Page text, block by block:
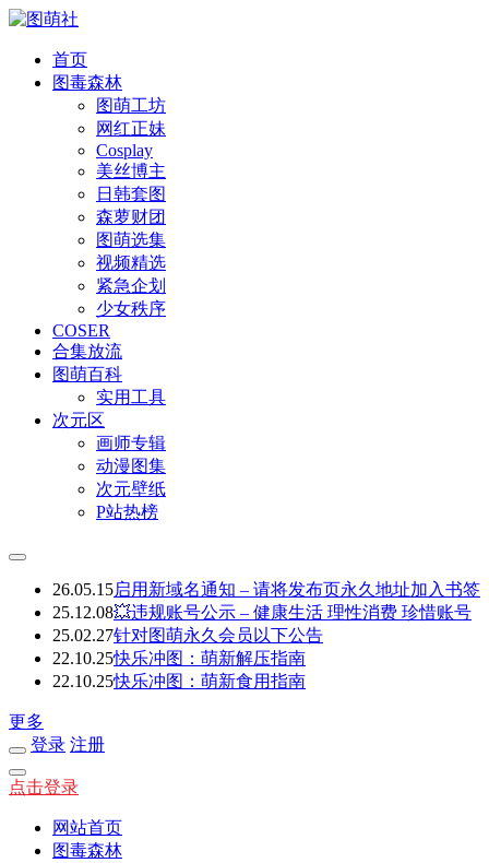
首页
图毒森林
图萌工坊
网红正妹
Cosplay
美丝博主
日韩套图
森萝财团
图萌选集
视频精选
紧急企划
少女秩序
COSER
合集放流
图萌百科
实用工具
次元区
画师专辑
动漫图集
次元壁纸
P站热榜
26.05.15启用新域名通知 – 请将发布页永久地址加入书签
25.12.08💥违规账号公示 – 健康生活 理性消费 珍惜账号
25.02.27针对图萌永久会员以下公告
22.10.25快乐冲图：萌新解压指南
22.10.25快乐冲图：萌新食用指南
更多
登录 注册
点击登录
网站首页
图毒森林